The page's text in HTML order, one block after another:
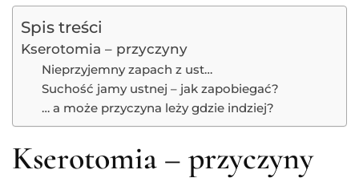
Spis treści
Kserotomia – przyczyny
Nieprzyjemny zapach z ust…
Suchość jamy ustnej – jak zapobiegać?
… a może przyczyna leży gdzie indziej?
Kserotomia – przyczyny